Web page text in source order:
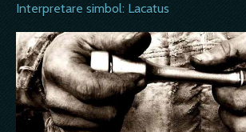
Interpretare simbol: Lacatus